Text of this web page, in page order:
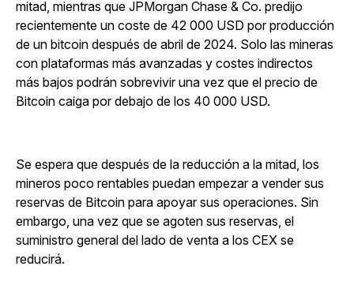
mitad, mientras que JPMorgan Chase & Co. predijo
recientemente un coste de 42 000 USD por producción
de un bitcoin después de abril de 2024. Solo las mineras
con plataformas más avanzadas y costes indirectos
más bajos podrán sobrevivir una vez que el precio de
Bitcoin caiga por debajo de los 40 000 USD.
Se espera que después de la reducción a la mitad, los
mineros poco rentables puedan empezar a vender sus
reservas de Bitcoin para apoyar sus operaciones. Sin
embargo, una vez que se agoten sus reservas, el
suministro general del lado de venta a los CEX se
reducirá.